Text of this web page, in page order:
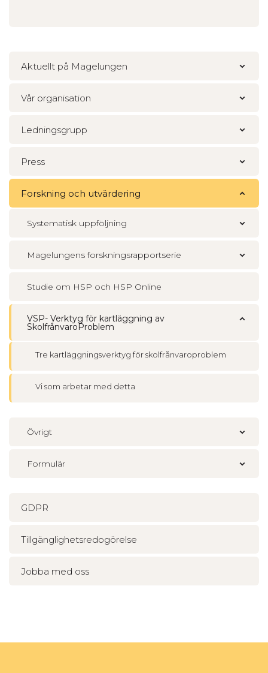
Aktuellt på Magelungen
Vår organisation
Ledningsgrupp
Press
Forskning och utvärdering
Systematisk uppföljning
Magelungens forskningsrapportserie
Studie om HSP och HSP Online
VSP- Verktyg för kartläggning av
SkolfrånvaroProblem
Tre kartläggningsverktyg för skolfrånvaroproblem
Vi som arbetar med detta
Övrigt
Formulär
GDPR
Tillgänglighetsredogörelse
Jobba med oss